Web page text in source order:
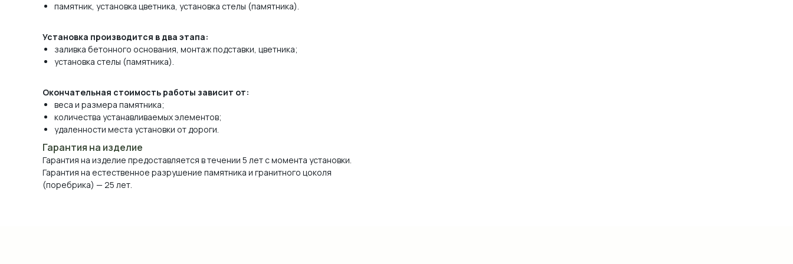
памятник, установка цветника, установка стелы (памятника).
Установка производится в два этапа:
заливка бетонного основания, монтаж подставки, цветника;
установка стелы (памятника).
Окончательная стоимость работы зависит от:
веса и размера памятника;
количества устанавливаемых элементов;
удаленности места установки от дороги.
Гарантия на изделие
Гарантия на изделие предоставляется в течении 5 лет с момента установки.
Гарантия на естественное разрушение памятника и гранитного цоколя
(поребрика) — 25 лет.